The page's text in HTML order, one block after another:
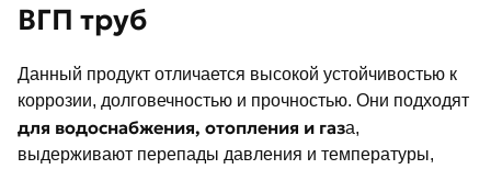
ВГП труб
Данный продукт отличается высокой устойчивостью к
коррозии, долговечностью и прочностью. Они подходят
для водоснабжения, отопления и газа,
выдерживают перепады давления и температуры,